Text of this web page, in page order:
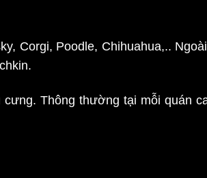
Corgi, Poodle, Chihuahua,..
Thông thường tại mỗi quán